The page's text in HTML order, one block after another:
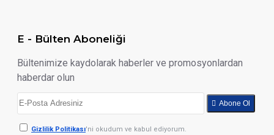
E - Bülten Aboneliği
Bültenimize kaydolarak haberler ve promosyonlardan
haberdar olun
Abone Ol
Gizlilik Politikası'ni okudum ve kabul ediyorum.